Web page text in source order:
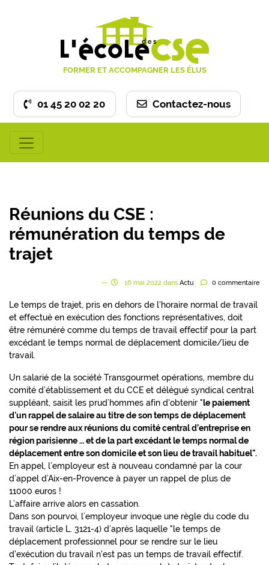
FORMER ET ACCOMPAGNER LES ÉLUS
01 45 20 02 20 Contactez-nous
Réunions du CSE :
rémunération du temps de
trajet
16 mai 2022 dans Actu 0 commentaire
Le temps de trajet, pris en dehors de l'horaire normal de travail
et effectué en exécution des fonctions représentatives, doit
être rémunéré comme du temps de travail effectif pour la part
excédant le temps normal de déplacement domicile/lieu de
travail.
Un salarié de la société Transgourmet opérations, membre du
comité d’établissement et du CCE et délégué syndical central
suppléant, saisit les prud’hommes afin d'obtenir "le paiement
d'un rappel de salaire au titre de son temps de déplacement
pour se rendre aux réunions du comité central d’entreprise en
région parisienne … et de la part excédant le temps normal de
déplacement entre son domicile et son lieu de travail habituel".
En appel, l’employeur est à nouveau condamné par la cour
d’appel d’Aix-en-Provence à payer un rappel de plus de
11000 euros !
L’affaire arrive alors en cassation.
Dans son pourvoi, l’employeur invoque une règle du code du
travail (article L. 3121-4) d’après laquelle "le temps de
déplacement professionnel pour se rendre sur le lieu
d'exécution du travail n'est pas un temps de travail effectif.